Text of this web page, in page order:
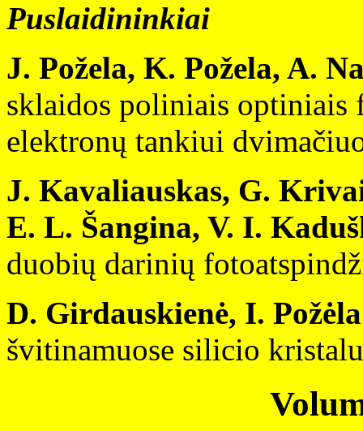
Puslaidininkiai
J. Požela, K. Požela, A.
sklaidos poliniais optiniais
elektronų tankiui
J. Kavaliauskas, G.
E. L. Šangina, V. I.
duobių darinių
D. Girdauskienė, I.
švitinamuose silicio